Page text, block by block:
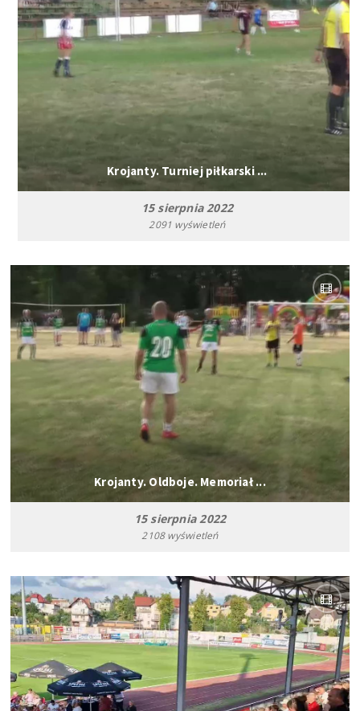
Krojanty. Turniej piłkarski ...
15 sierpnia 2022
2091 wyświetleń
Krojanty. Oldboje. Memoriał ...
15 sierpnia 2022
2108 wyświetleń